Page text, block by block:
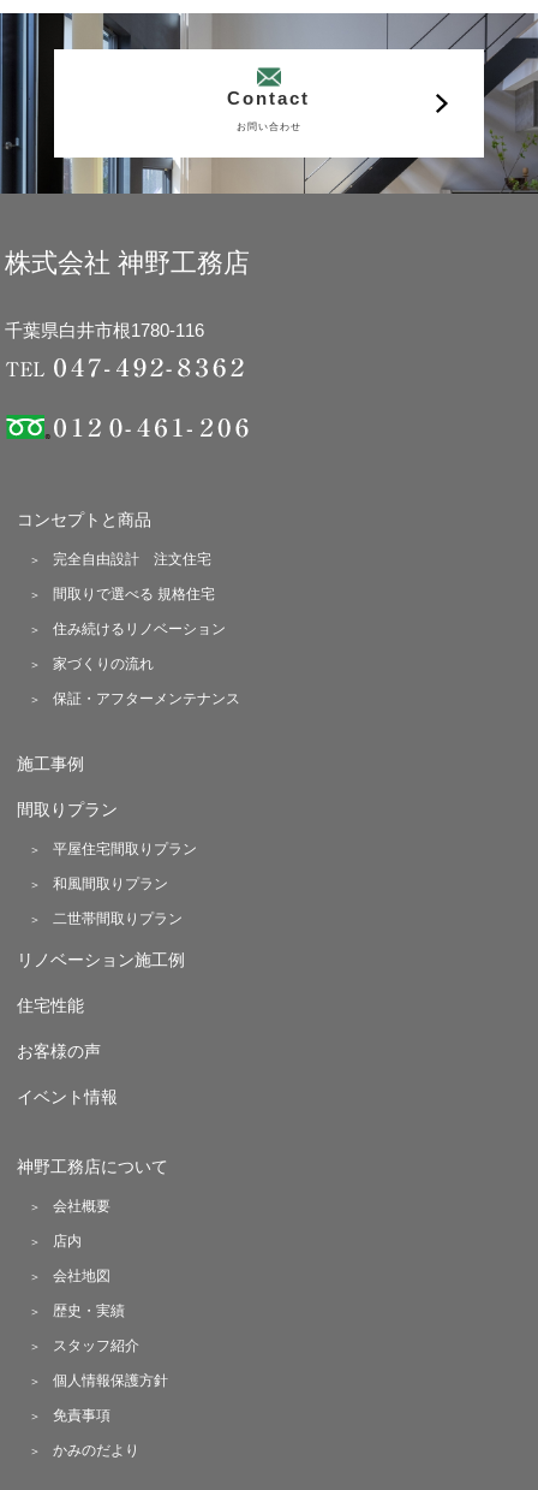
Contact
お問い合わせ
株式会社 神野工務店
千葉県白井市根1780-116
コンセプトと商品
完全自由設計 注文住宅
間取りで選べる 規格住宅
住み続けるリノベーション
家づくりの流れ
保証・アフターメンテナンス
施工事例
間取りプラン
平屋住宅間取りプラン
和風間取りプラン
二世帯間取りプラン
リノベーション施工例
住宅性能
お客様の声
イベント情報
神野工務店について
会社概要
店内
会社地図
歴史・実績
スタッフ紹介
個人情報保護方針
免責事項
かみのだより